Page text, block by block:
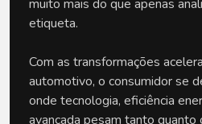
muito mais do que apenas
etiqueta.
Com as transformações
automotivo, o consumidor se
onde tecnologia, eficiência
avançada pesam tanto quanto